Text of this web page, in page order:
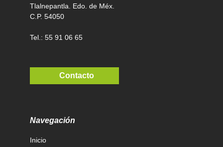
Tlalnepantla. Edo. de Méx.
C.P. 54050
Tel.: 55 91 06 65
Contacto
Navegación
Inicio